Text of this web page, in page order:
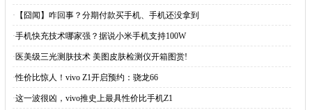
· 【囧闻】咋回事？分期付款买手机、手机还没拿到
·手机快充技术哪家强？据说小米手机支持100W
· 医美级三光测肤技术 美图皮肤检测仪开箱图赏!
·性价比惊人！vivo Z1开启预约：骁龙66
·这一波很凶，vivo推史上最具性价比手机Z1